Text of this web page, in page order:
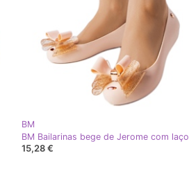
BM
BM Bailarinas bege de Jerome com laço
15,28 €